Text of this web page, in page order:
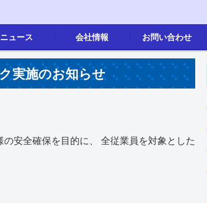
ニュース
情報
会社情報
会社概要
沿革
事業内容
地図
採用情報(新卒)
お問い合わせ
お問い合わせ
代理店一覧
生産終了
実施のお知らせ
安全確保を目的に、 全従業員を対象とした